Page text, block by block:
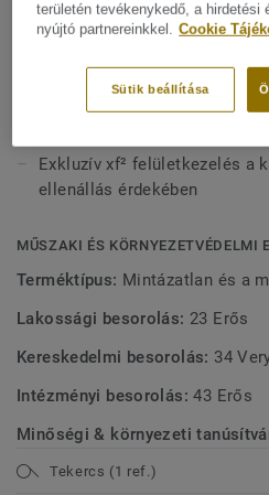
könnyű tisztíthatóság és a
érdekében.
Olaszországban készül
Időtlen márványos minta
Exkluzív xf² felületkezelés a
ellenállás érdekében
MŰSZAKI ÉS KÖRNYEZETVÉDELMI
Terméktípus: Mintázatlan és a
Lakossági besorolás: 23 Erős
Kereskedelmi besorolás: 34
Intézményi besorolás:43 Erős
Minőségi & környezeti
Tekercs (1 ref.)
területén tevékenykedő, a hirdetési
nyújtó partnereinkkel. Cookie
Sütik beállítása